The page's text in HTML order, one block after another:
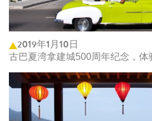
2019年1月10日
古巴夏湾拿建城500周年纪念，体